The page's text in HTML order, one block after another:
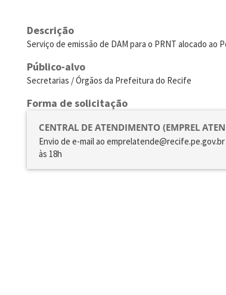
Descrição
Serviço de emissão de DAM para o PRNT alocado ao
Público-alvo
Secretarias / Órgãos da Prefeitura do Recife
Forma de solicitação
CENTRAL DE ATENDIMENTO (EMPREL
Envio de e-mail ao
às 18h